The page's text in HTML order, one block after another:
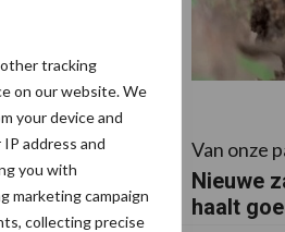
tracking
on our website. We
your device and
address and
you with
marketing campaign
collecting precise
voorlopig
Van onze
Nieuwe
haalt